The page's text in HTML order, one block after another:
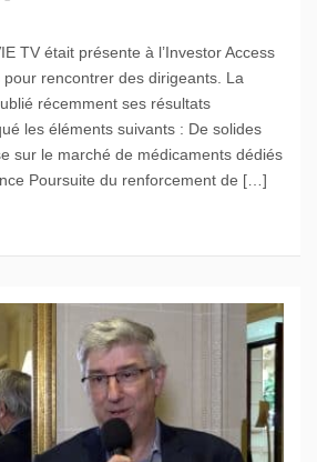
TV était présente à l’Investor Access
pour rencontrer des dirigeants. La
récemment ses résultats
les éléments suivants : De solides
sur le marché de médicaments dédiés
Poursuite du renforcement de […]